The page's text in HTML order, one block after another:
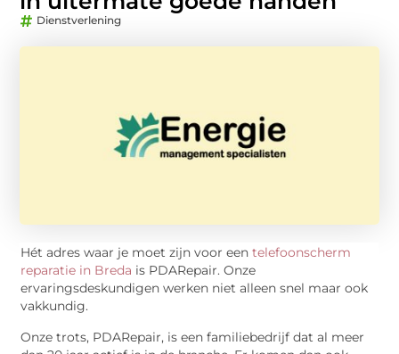
Dienstverlening
Hét adres waar je moet zijn voor eentelefoonscherm
reparatie in Breda is PDARepair. Onze
ervaringsdeskundigen werken niet alleen snel maar ook
vakkundig.
Onze trots, PDARepair, is een familiebedrijf dat al meer